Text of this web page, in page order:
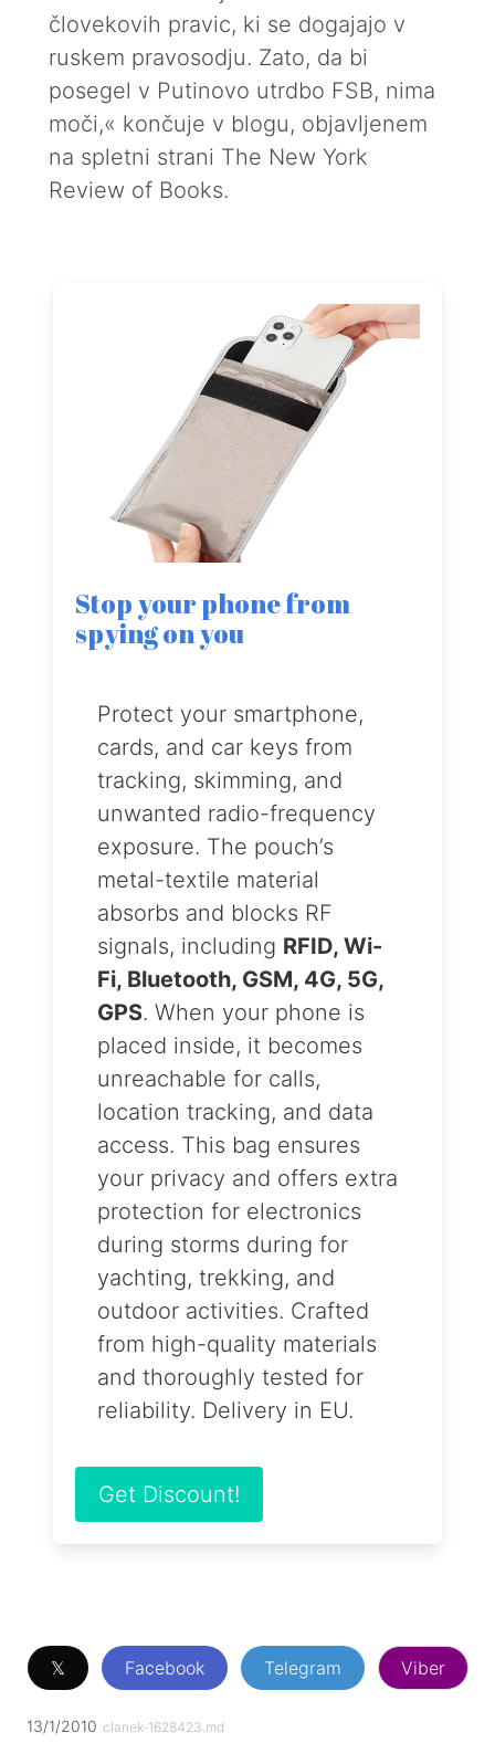
človekovih pravic, ki se dogajajo v
ruskem pravosodju. Zato, da bi
posegel v Putinovo utrdbo FSB, nima
moči,« končuje v blogu, objavljenem
na spletni strani The New York
Review of Books.
Stop your phone from
spying on you
Protect your smartphone,
cards, and car keys from
tracking, skimming, and
unwanted radio-frequency
exposure. The pouch’s
metal-textile material
absorbs and blocks RF
signals, including RFID, Wi-
Fi, Bluetooth, GSM, 4G, 5G,
GPS. When your phone is
placed inside, it becomes
unreachable for calls,
location tracking, and data
access. This bag ensures
your privacy and offers extra
protection for electronics
during storms during for
yachting, trekking, and
outdoor activities. Crafted
from high-quality materials
and thoroughly tested for
reliability. Delivery in EU.
Get Discount!
𝕏 Facebook Telegram Viber
13/1/2010 clanek-1628423.md